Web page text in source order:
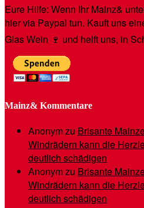
Eure Hilfe: Wenn Ihr Mainz&
hier via Paypal tun. Kauft uns
Glas Wein 🍷 und helft uns, in
Mainz& Kommentare
Anonymzu Brisante
Windrädern kann die
deutlich schädigen
Anonymzu Brisante
Windrädern kann die
deutlich schädigen